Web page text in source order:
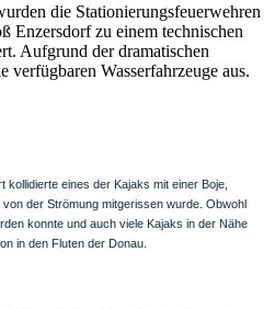
die Stationierungsfeuerwehren
Enzersdorf zu einem technischen
Aufgrund der dramatischen
Wasserfahrzeuge aus.
eines der Kajaks mit einer Boje,
der Strömung mitgerissen wurde. Obwohl
konnte und auch viele Kajaks in der Nähe
in den Fluten der Donau.